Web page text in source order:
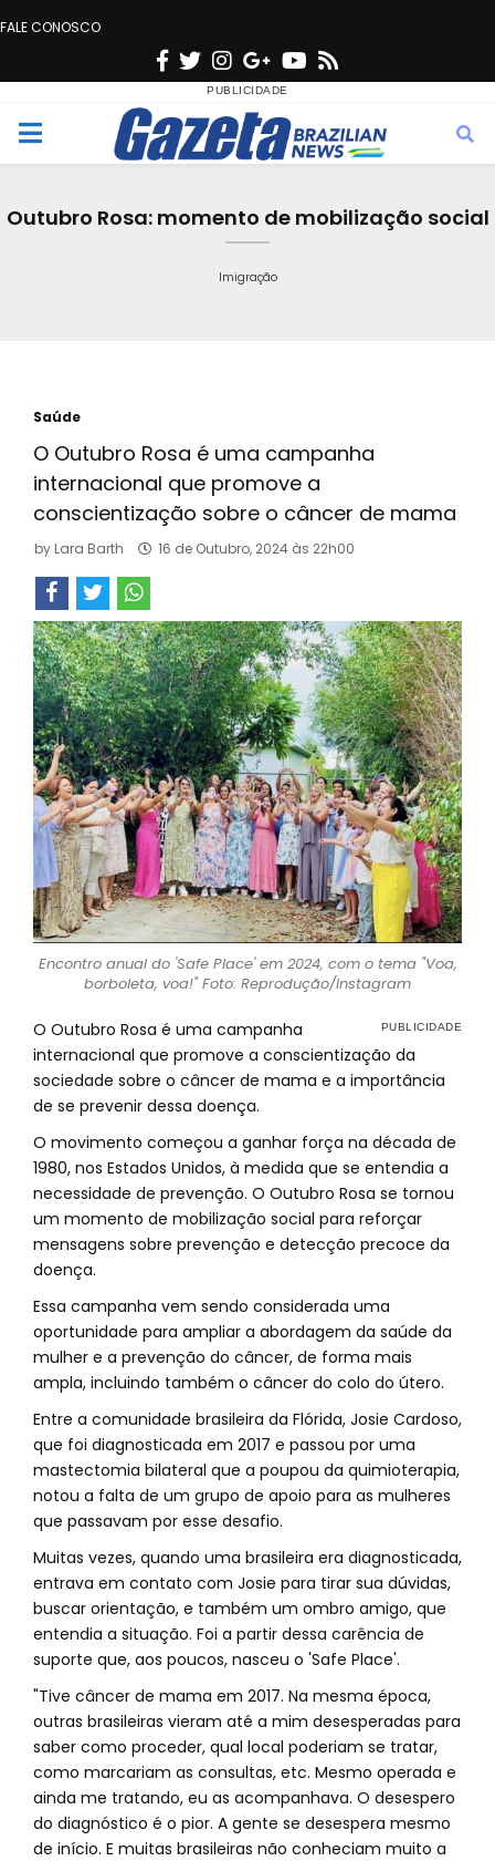
FALE CONOSCO
F
c
e
o
T
w
i
t
e
n
s
t
g
a
G
o
o
g
e
Y
u
t
b
s
M
Outubro Rosa: momento de mobilização social
Imigração
Saúde
O Outubro Rosa é uma campanha
internacional que promove a
conscientização sobre o câncer de mama
by Lara Barth 16 de Outubro, 2024 às 22h00
Encontro anual do 'Safe Place' em 2024, com o tema "Voa,
borboleta, voa!" Foto: Reprodução/Instagram
O Outubro Rosa é uma campanha
internacional que promove a conscientização da
sociedade sobre o câncer de mama e a importância
de se prevenir dessa doença.
O movimento começou a ganhar força na década de
1980, nos Estados Unidos, à medida que se entendia a
necessidade de prevenção. O Outubro Rosa se tornou
um momento de mobilização social para reforçar
mensagens sobre prevenção e detecção precoce da
doença.
Essa campanha vem sendo considerada uma
oportunidade para ampliar a abordagem da saúde da
mulher e a prevenção do câncer, de forma mais
ampla, incluindo também o câncer do colo do útero.
Entre a comunidade brasileira da Flórida, Josie Cardoso,
que foi diagnosticada em 2017 e passou por uma
mastectomia bilateral que a poupou da quimioterapia,
notou a falta de um grupo de apoio para as mulheres
que passavam por esse desafio.
Muitas vezes, quando uma brasileira era diagnosticada,
entrava em contato com Josie para tirar sua dúvidas,
buscar orientação, e também um ombro amigo, que
entendia a situação. Foi a partir dessa carência de
suporte que, aos poucos, nasceu o 'Safe Place'.
"Tive câncer de mama em 2017. Na mesma época,
outras brasileiras vieram até a mim desesperadas para
saber como proceder, qual local poderiam se tratar,
como marcariam as consultas, etc. Mesmo operada e
ainda me tratando, eu as acompanhava. O desespero
do diagnóstico é o pior. A gente se desespera mesmo
de início. E muitas brasileiras não conheciam muito a